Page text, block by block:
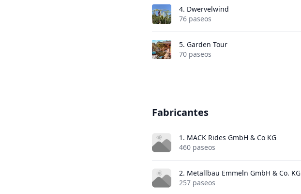
4. Dwervelwind
76 paseos
5. Garden Tour
70 paseos
Fabricantes
1. MACK Rides GmbH & Co KG
460 paseos
2. Metallbau Emmeln GmbH & Co. KG
257 paseos